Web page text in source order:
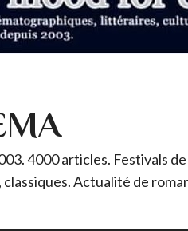
4000 articles. Festivals
Actualité de